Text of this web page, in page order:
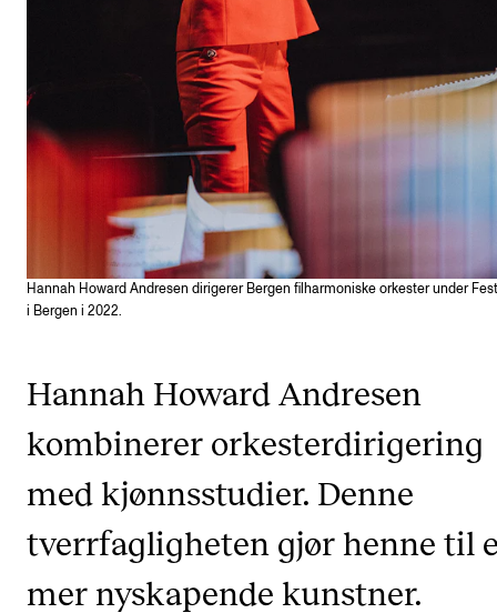
CERM
CREMAH
Prosjekter
Publikasjoner
Utveksling
Internasjonal strategi
Samarbeidsprosjekter
IN.TUNE
Hannah Howard Andresen dirigerer Bergen filharmoniske orkester under
i Bergen i 2022.
Hannah Howard Andresen
kombinerer orkesterdirigering
med kjønnsstudier. Denne
tverrfagligheten gjør henne til
mer nyskapende kunstner.